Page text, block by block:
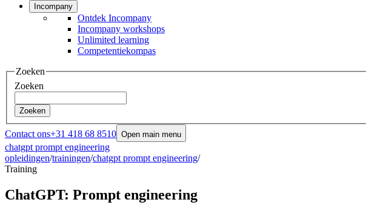
Incompany
Ontdek Incompany
Incompany workshops
Unlimited learning
Competentiekompas
Zoeken
Zoeken
Zoeken
Contact ons+31 418 68 8510 Open main menu
chatgpt prompt engineering
opleidingen/trainingen/chatgpt prompt engineering/
Training
ChatGPT: Prompt engineering